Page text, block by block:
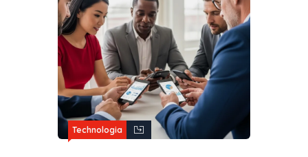
Technologia